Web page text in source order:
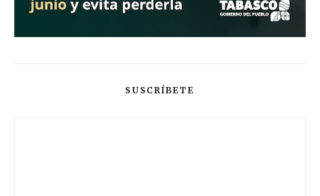
SUSCRÍBETE